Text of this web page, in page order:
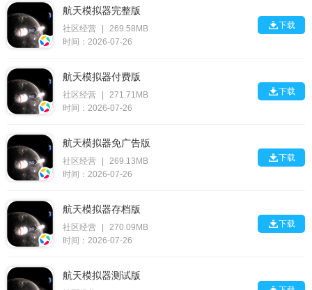
航天模拟器完整版
社区经营
269.58MB
时间：2026-07-26
下载
航天模拟器付费版
社区经营
271.71MB
时间：2026-07-26
下载
航天模拟器免广告版
社区经营
269.13MB
时间：2026-07-26
下载
航天模拟器存档版
社区经营
270.09MB
时间：2026-07-26
下载
航天模拟器测试版